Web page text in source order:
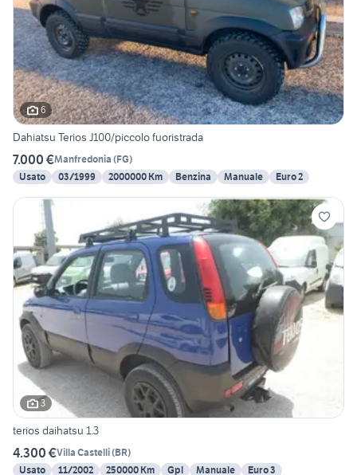
6
Dahiatsu Terios J100/piccolo fuoristrada
7.000 €Manfredonia (FG)
Usato
03/1999 2000000 Km Benzina Manuale Euro 2
3
terios daihatsu 1.3
4.300 €Villa Castelli(BR)
Usato
11/2002 250000 Km Gpl Manuale Euro 3